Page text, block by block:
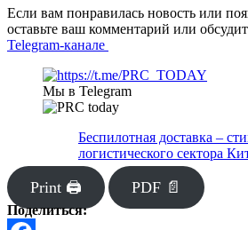
Если вам понравилась новость или
оставьте ваш комментарий или
Telegram-канале
Мы в Telegram
Беспилотная доставка –
логистического сектора
Print 🖨 PDF 📄
Поделиться: